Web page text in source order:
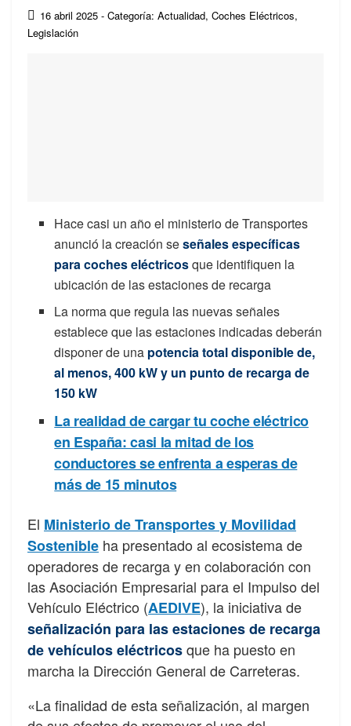
16 abril 2025 - Categoría: Actualidad, Coches Eléctricos,
Legislación
Hace casi un año el ministerio de Transportes
anunció la creación seseñales específicas
para coches eléctricosque identifiquen la
ubicación de las estaciones de recarga
La norma que regula las nuevas señales
establece que las estaciones indicadas deberán
disponer de una potencia total disponible de,
al menos, 400 kW y un punto de recarga de
150 kW
La realidad de cargar tu coche eléctrico
en España: casi la mitad de los
conductores se enfrenta a esperas de
más de 15 minutos
El Ministerio de Transportes y Movilidad
Sostenible ha presentado al ecosistema de
operadores de recarga y en colaboración con
las Asociación Empresarial para el Impulso del
Vehículo Eléctrico (AEDIVE), la iniciativa de
señalización para las estaciones de recarga
de vehículos eléctricosque ha puesto en
marcha la Dirección General de Carreteras.
«La finalidad de esta señalización, al margen